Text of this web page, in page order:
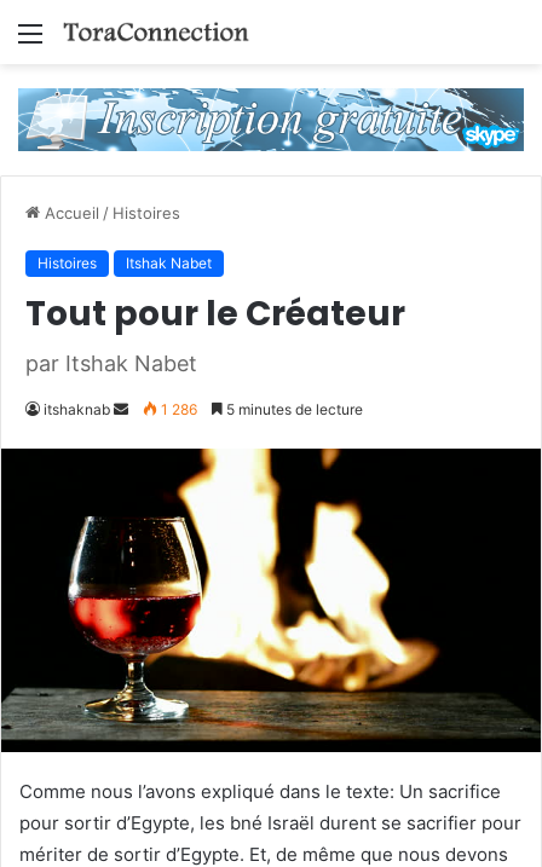
Menu
Accueil / Histoires
Histoires Itshak Nabet
Tout pour le Créateur
par Itshak Nabet
itshaknab
Envoyer
1 286 5 minutes de lecture
Comme nous l’avons expliqué dans le texte: Un sacrifice
pour sortir d’Egypte, les bné Israël durent se sacrifier pour
mériter de sortir d’Egypte. Et, de même que nous devons